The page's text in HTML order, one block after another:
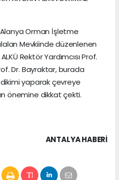
Orman İşletme
Mevkiinde düzenlenen
Rektör Yardımcısı Prof.
Dr. Bayraktar, burada
yaparak çevreye
önemine dikkat çekti.
ANTALYA HABERİ